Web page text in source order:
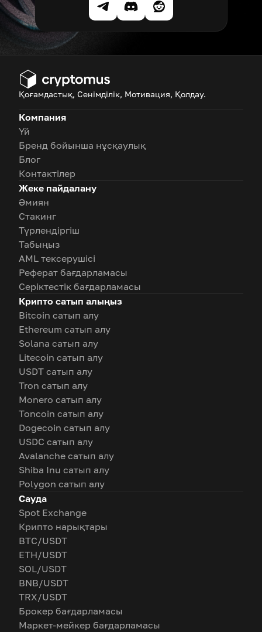
Қоғамдастық, Сенімділік, Мотивация, Қолдау.
Компания
Үй
Бренд бойынша нұсқаулық
Блог
Контактілер
Жеке пайдалану
Әмиян
Стакинг
Түрлендіргіш
Табыңыз
AML тексерушісі
Реферат бағдарламасы
Серіктестік бағдарламасы
Крипто сатып алыңыз
Bitcoin сатып алу
Ethereum сатып алу
Solana сатып алу
Litecoin сатып алу
USDT сатып алу
Tron сатып алу
Monero сатып алу
Toncoin сатып алу
Dogecoin сатып алу
USDC сатып алу
Avalanche сатып алу
Shiba Inu сатып алу
Polygon сатып алу
Сауда
Spot Exchange
Крипто нарықтары
BTC/USDT
ETH/USDT
SOL/USDT
BNB/USDT
TRX/USDT
Брокер бағдарламасы
Маркет-мейкер бағдарламасы